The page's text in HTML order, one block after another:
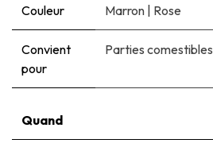
Couleur Marron | Rose
Convient
pour
Parties comestibles
Quand